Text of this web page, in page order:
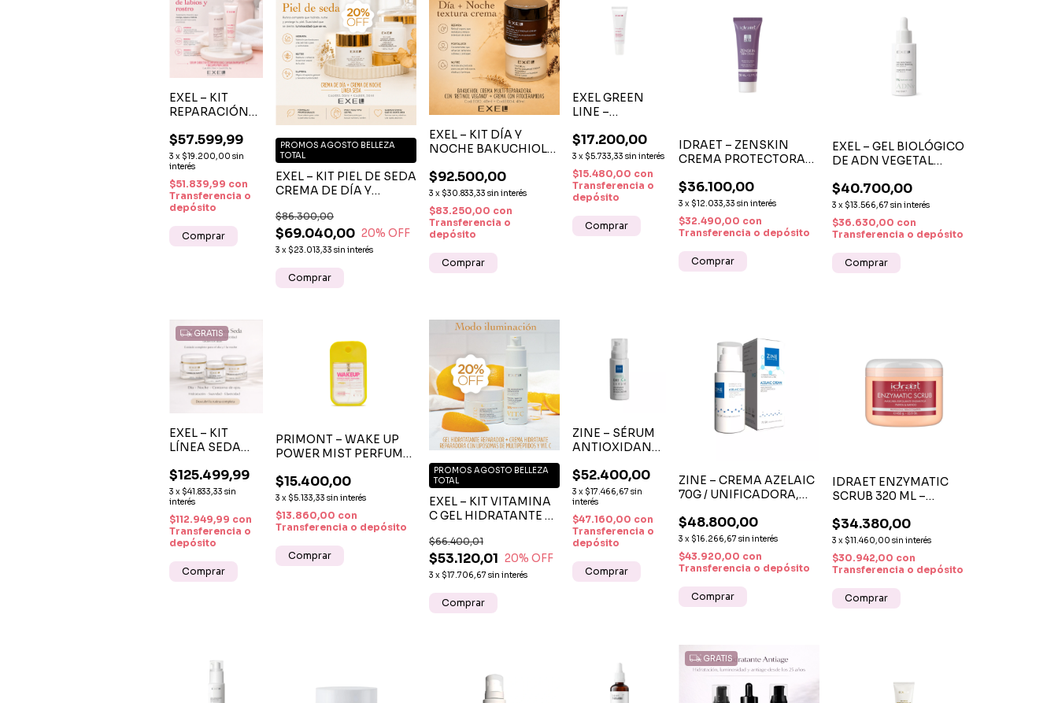
EXEL – KIT
REPARACIÓN
ROSTRO
SÉRUM
CORRECTOR +
BÁLSAMO DE
LABIOS
$57.599,99
3 x $19.200,00 sin
interés
$51.839,99 con
Transferencia o
depósito
EXEL – KIT PIEL DE SEDA
CREMA DE DÍA Y
LÍNEA SEDA
$69.040,00
$86.300,00
20% OFF
3 x $23.013,33 sin interés
PROMOS AGOSTO BELLEZA
TOTAL
EXEL – KIT DÍA Y
NOCHE BAKUCHIOL
MULTIREPARADORA +
CREMA
FITOCERÁMIDAS
GREEN LINE
$92.500,00
3 x $30.833,33 sin interés
$83.250,00 con
Transferencia o
depósito
EXEL GREEN
LINE –
REPARADOR
INTENSO DE
LABIOS 9 ML
HIDRATACIÓN
Y PROTECCIÓN
$17.200,00
3 x $5.733,33 sin interés
$15.480,00 con
Transferencia o
depósito
IDRAET – ZENSKIN
CREMA PROTECTORA
50G
$36.100,00
3 x $12.033,33 sin interés
$32.490,00 con
Transferencia o depósito
EXEL – GEL BIOLÓGICO
DE ADN VEGETAL
CUIDADO FACIAL
$40.700,00
3 x $13.566,67 sin interés
$36.630,00 con
Transferencia o depósito
GRATIS
EXEL – KIT
LÍNEA SEDA
CREMA NOCHE
+ CONTORNO
DE OJOS
HIDRATACIÓN
Y SUAVIDAD
$125.499,99
3 x $41.833,33 sin
interés
$112.949,99 con
Transferencia o
depósito
PRIMONT – WAKE UP
POWER MIST PERFUME
INTENSO 38 CC
$15.400,00
3 x $5.133,33 sin interés
$13.860,00 con
Transferencia o depósito
EXEL – KIT VITAMINA
C GEL HIDRATANTE Y
REPARADORA
$53.120,01
$66.400,01
20% OFF
3 x $17.706,67 sin interés
PROMOS AGOSTO BELLEZA
TOTAL
ZINE – SÉRUM
ANTIOXIDANTE
ILUMINADOR,
UNIFICADOR
$52.400,00
3 x $17.466,67 sin
interés
$47.160,00 con
Transferencia o
depósito
ZINE – CREMA AZELAIC
70G / UNIFICADORA,
$48.800,00
3 x $16.266,67 sin interés
$43.920,00 con
Transferencia o depósito
IDRAET ENZYMATIC
SCRUB 320 ML –
PAPAYA Y MANGO
$34.380,00
3 x $11.460,00 sin interés
$30.942,00 con
Transferencia o depósito
GRATIS